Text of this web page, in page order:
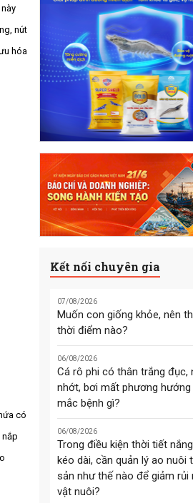
nút
hóa
có
nắp
Kết nối chuyên gia
07/08/2026
Muốn con giống khỏe, nên
thời điểm nào?
06/08/2026
Cá rô phi có thân trắng đục,
nhớt, bơi mất phương hướng
mắc bệnh gì?
06/08/2026
Trong điều kiện thời tiết
kéo dài, cần quản lý ao nuôi
sản như thế nào để giảm rủi
vật nuôi?